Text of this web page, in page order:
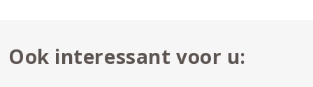
Ook interessant voor u: